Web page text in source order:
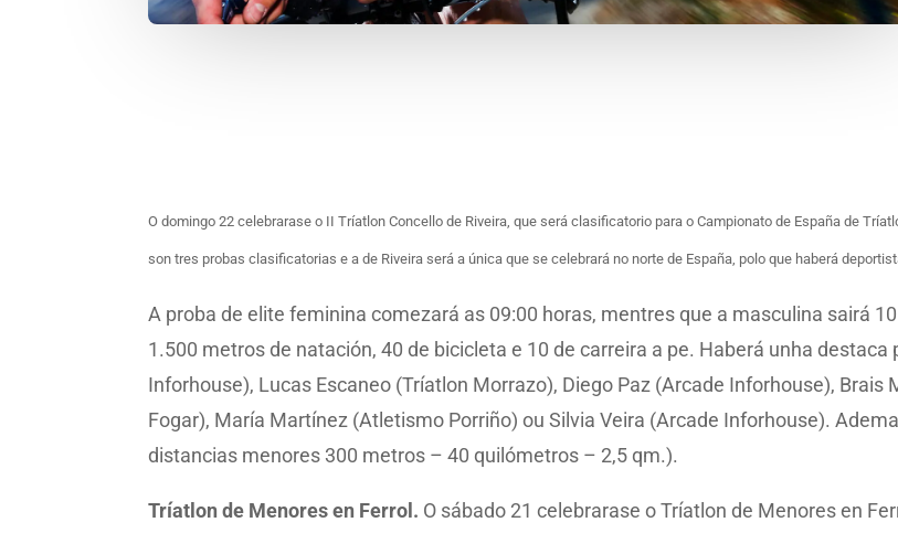
O domingo 22 celebrarase o II Tríatlon Concello de Riveira, que será clasificatorio para o Campionato de España de
son tres probas clasificatorias e a de Riveira será a única que se celebrará no norte de España, polo que haberá
A proba de elite feminina comezará as 09:00 horas, mentres que a masculina sairá
1.500 metros de natación, 40 de bicicleta e 10 de carreira a pe. Haberá unha
Inforhouse), Lucas Escaneo (Tríatlon Morrazo), Diego Paz (Arcade Inforhouse),
Fogar), María Martínez (Atletismo Porriño) ou Silvia Veira (Arcade Inforhouse).
distancias menores 300 metros – 40 quilómetros – 2,5 qm.).
Tríatlon de Menores en Ferrol. O sábado 21 celebrarase o Tríatlon de Menores en